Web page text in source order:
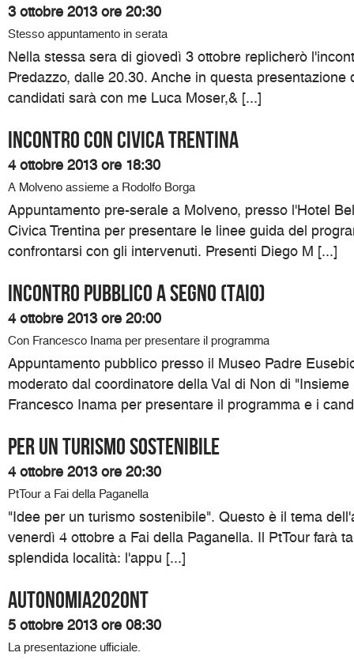
3 ottobre 2013 ore 20:30
Stesso appuntamento in serata
Nella stessa sera di giovedì 3 ottobre replicherò
Predazzo, dalle 20.30. Anche in questa presentazione
candidati sarà con me Luca Moser,& [...]
Incontro con Civica Trentina
4 ottobre 2013 ore 18:30
A Molveno assieme a Rodolfo Borga
Appuntamento pre-serale a Molveno, presso l'Hotel
Civica Trentina per presentare le linee guida del
confrontarsi con gli intervenuti. Presenti Diego M [...]
Incontro pubblico a Segno (Taio)
4 ottobre 2013 ore 20:00
Con Francesco Inama per presentare il programma
Appuntamento pubblico presso il Museo Padre
moderato dal coordinatore della Val di Non di
Francesco Inama per presentare il programma e i
Per un turismo sostenibile
4 ottobre 2013 ore 20:30
PtTour a Fai della Paganella
"Idee per un turismo sostenibile". Questo è il tema
venerdì 4 ottobre a Fai della Paganella. Il PtTour farà
splendida località: l'appu [...]
Autonomia2020NT
5 ottobre 2013 ore 08:30
La presentazione ufficiale.